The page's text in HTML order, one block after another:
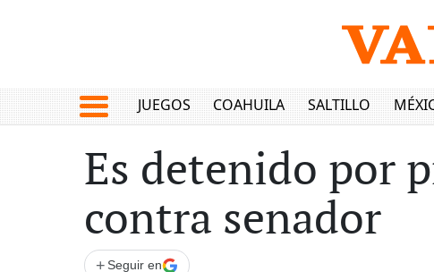
JUEGOS COAHUILA SALTILLO
Es detenido por
contra senador
+ Seguir en